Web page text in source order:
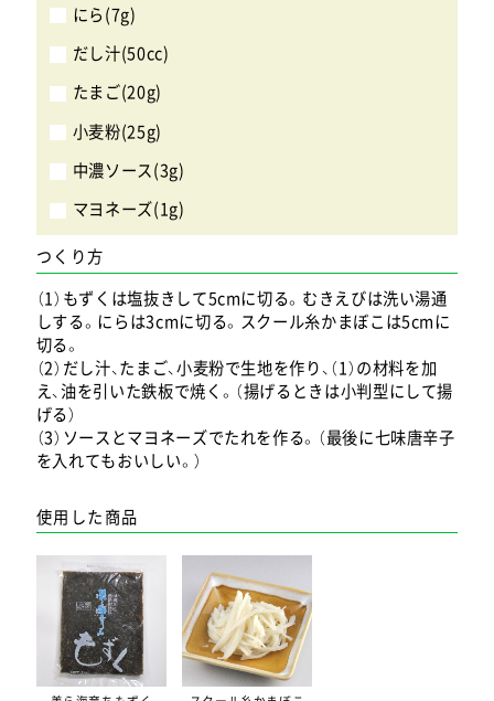
にら(7g)
だし汁(50cc)
たまご(20g)
小麦粉(25g)
中濃ソース(3g)
マヨネーズ(1g)
つくり方
（1）もずくは塩抜きして5cmに切る。むきえびは洗い湯通
しする。にらは3cmに切る。スクール糸かまぼこは5cmに
切る。
（2）だし汁、たまご、小麦粉で生地を作り、（1）の材料を加
え、油を引いた鉄板で焼く。（揚げるときは小判型にして揚
げる）
（3）ソースとマヨネーズでたれを作る。（最後に七味唐辛子
を入れてもおいしい。）
使用した商品